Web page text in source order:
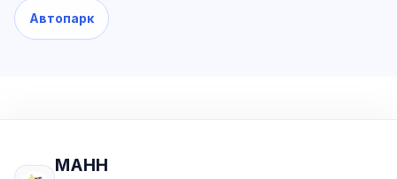
Автопарк
МАНН